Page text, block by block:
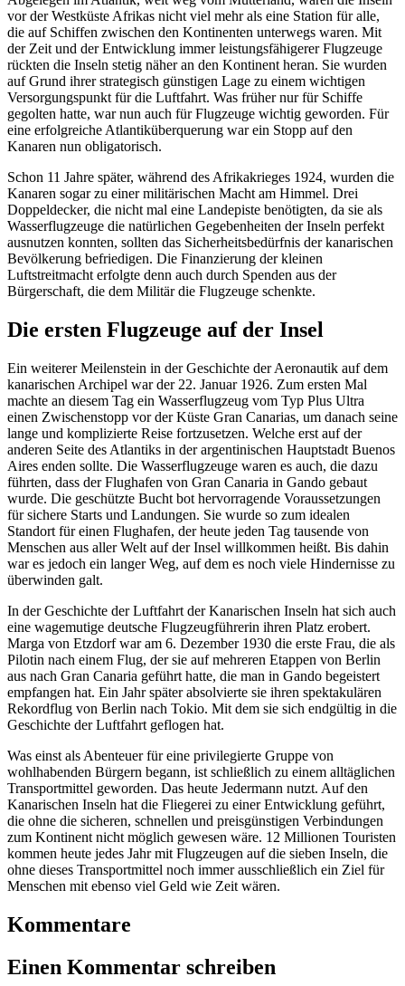
vor der Westküste Afrikas nicht viel mehr als eine Station für alle,
die auf Schiffen zwischen den Kontinenten unterwegs waren. Mit
der Zeit und der Entwicklung immer leistungsfähigerer Flugzeuge
rückten die Inseln stetig näher an den Kontinent heran. Sie wurden
auf Grund ihrer strategisch günstigen Lage zu einem wichtigen
Versorgungspunkt für die Luftfahrt. Was früher nur für Schiffe
gegolten hatte, war nun auch für Flugzeuge wichtig geworden. Für
eine erfolgreiche Atlantiküberquerung war ein Stopp auf den
Kanaren nun obligatorisch.
Schon 11 Jahre später, während des Afrikakrieges 1924, wurden die
Kanaren sogar zu einer militärischen Macht am Himmel. Drei
Doppeldecker, die nicht mal eine Landepiste benötigten, da sie als
Wasserflugzeuge die natürlichen Gegebenheiten der Inseln perfekt
ausnutzen konnten, sollten das Sicherheitsbedürfnis der kanarischen
Bevölkerung befriedigen. Die Finanzierung der kleinen
Luftstreitmacht erfolgte denn auch durch Spenden aus der
Bürgerschaft, die dem Militär die Flugzeuge schenkte.
Die ersten Flugzeuge auf der Insel
Ein weiterer Meilenstein in der Geschichte der Aeronautik auf dem
kanarischen Archipel war der 22. Januar 1926. Zum ersten Mal
machte an diesem Tag ein Wasserflugzeug vom Typ Plus Ultra
einen Zwischenstopp vor der Küste Gran Canarias, um danach seine
lange und komplizierte Reise fortzusetzen. Welche erst auf der
anderen Seite des Atlantiks in der argentinischen Hauptstadt Buenos
Aires enden sollte. Die Wasserflugzeuge waren es auch, die dazu
führten, dass der Flughafen von Gran Canaria in Gando gebaut
wurde. Die geschützte Bucht bot hervorragende Voraussetzungen
für sichere Starts und Landungen. Sie wurde so zum idealen
Standort für einen Flughafen, der heute jeden Tag tausende von
Menschen aus aller Welt auf der Insel willkommen heißt. Bis dahin
war es jedoch ein langer Weg, auf dem es noch viele Hindernisse zu
überwinden galt.
In der Geschichte der Luftfahrt der Kanarischen Inseln hat sich auch
eine wagemutige deutsche Flugzeugführerin ihren Platz erobert.
Marga von Etzdorf war am 6. Dezember 1930 die erste Frau, die als
Pilotin nach einem Flug, der sie auf mehreren Etappen von Berlin
aus nach Gran Canaria geführt hatte, die man in Gando begeistert
empfangen hat. Ein Jahr später absolvierte sie ihren spektakulären
Rekordflug von Berlin nach Tokio. Mit dem sie sich endgültig in die
Geschichte der Luftfahrt geflogen hat.
Was einst als Abenteuer für eine privilegierte Gruppe von
wohlhabenden Bürgern begann, ist schließlich zu einem alltäglichen
Transportmittel geworden. Das heute Jedermann nutzt. Auf den
Kanarischen Inseln hat die Fliegerei zu einer Entwicklung geführt,
die ohne die sicheren, schnellen und preisgünstigen Verbindungen
zum Kontinent nicht möglich gewesen wäre. 12 Millionen Touristen
kommen heute jedes Jahr mit Flugzeugen auf die sieben Inseln, die
ohne dieses Transportmittel noch immer ausschließlich ein Ziel für
Menschen mit ebenso viel Geld wie Zeit wären.
Kommentare
Einen Kommentar schreiben